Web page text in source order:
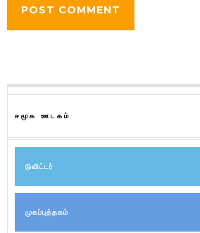
சமூக ஊடகம்
டுவிட்டர்
முகப்புத்தகம்